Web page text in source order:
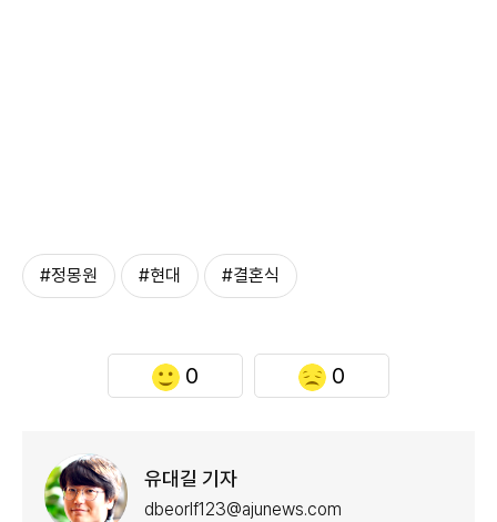
#정몽원 #현대 #결혼식
0 0
유대길 기자
dbeorlf123@ajunews.com